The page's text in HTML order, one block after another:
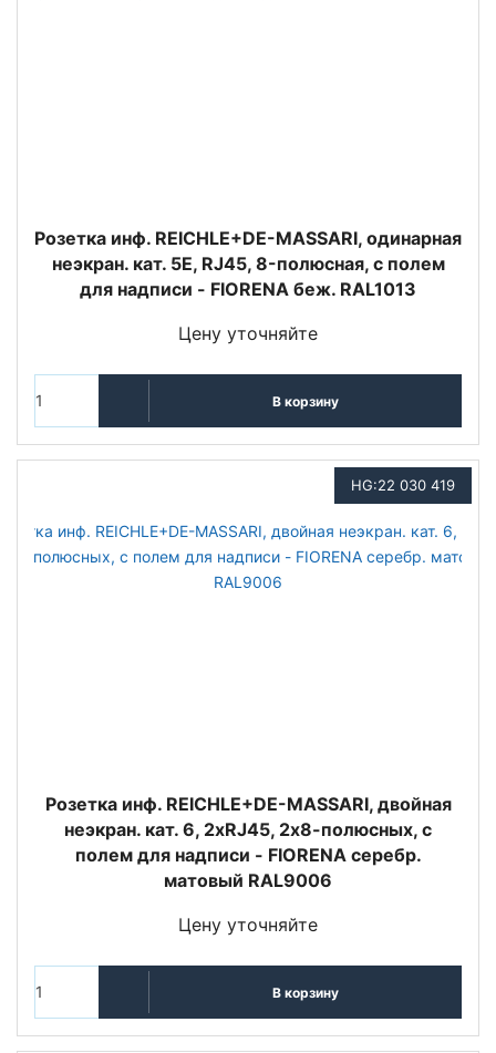
Розетка инф. REICHLE+DE-MASSARI, одинарная
неэкран. кат. 5E, RJ45, 8-полюсная, с полем
для надписи - FIORENA беж. RAL1013
Цену уточняйте
В корзину
HG:22 030 419
Розетка инф. REICHLE+DE-MASSARI, двойная
неэкран. кат. 6, 2хRJ45, 2х8-полюсных, с
полем для надписи - FIORENA серебр.
матовый RAL9006
Цену уточняйте
В корзину